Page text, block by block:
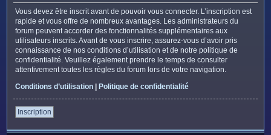
Vous devez être inscrit avant de pouvoir vous connecter. L’inscription est
rapide et vous offre de nombreux avantages. Les administrateurs du
forum peuvent accorder des fonctionnalités supplémentaires aux
utilisateurs inscrits. Avant de vous inscrire, assurez-vous d’avoir pris
connaissance de nos conditions d’utilisation et de notre politique de
confidentialité. Veuillez également prendre le temps de consulter
attentivement toutes les règles du forum lors de votre navigation.
Conditions d’utilisation | Politique de confidentialité
Inscription